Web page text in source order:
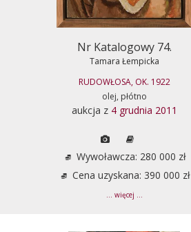
Nr Katalogowy 74.
Tamara Łempicka
RUDOWŁOSA, OK. 1922
olej, płótno
aukcja z 4 grudnia 2011
Wywoławcza: 280 000 zł
Cena uzyskana: 390 000 zł
... więcej ...